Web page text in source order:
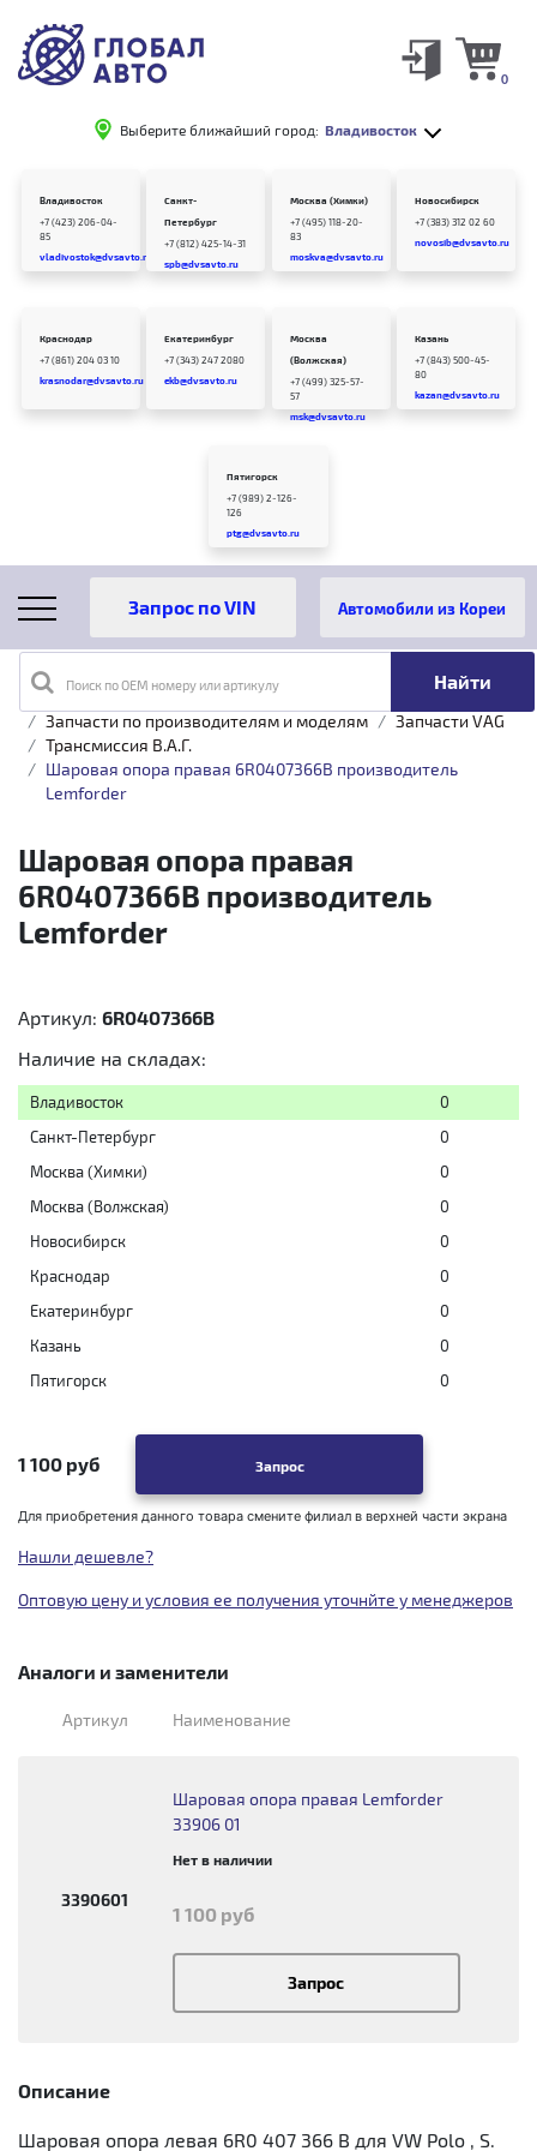
Выберите ближайший город: Владивосток
0
Владивосток
+7 (423) 206-04-
85
vladivostok@dvsavto.ru
Санкт-
Петербург
+7 (812) 425-14-31
spb@dvsavto.ru
Москва (Химки)
+7 (495) 118-20-
83
moskva@dvsavto.ru
Новосибирск
+7 (383) 312 02 60
novosib@dvsavto.ru
Краснодар
+7 (861) 204 03 10
krasnodar@dvsavto.ru
Екатеринбург
+7 (343) 247 2080
ekb@dvsavto.ru
Москва
(Волжская)
+7 (499) 325-57-
57
msk@dvsavto.ru
Казань
+7 (843) 500-45-
80
kazan@dvsavto.ru
Пятигорск
+7 (989) 2-126-
126
ptg@dvsavto.ru
Поиск по OEM номеру или артикулу
Автомобили из Кореи
Главная
Каталог товаров
Запчасти по производителям и моделям
Запчасти VAG
Трансмиссия B.A.Г.
Шаровая опора правая 6R0407366B производитель
Lemforder
Шаровая опора правая
6R0407366B производитель
Lemforder
Артикул: 6R0407366B
Наличие на складах:
Владивосток
0
Санкт-Петербург
0
Москва (Химки)
0
Москва (Волжская)
0
Новосибирск
0
Краснодар
0
Екатеринбург
0
Казань
0
Пятигорск
0
1 100 руб Запрос
Для приобретения данного товара смените филиал в верхней части экрана
Нашли дешевле?
Оптовую цену и условия ее получения уточнйте у менеджеров
Аналоги и заменители
Артикул Наименование
3390601
Шаровая опора правая Lemforder
33906 01
Нет в наличии
1 100 руб
Запрос
Описание
Шаровая опора левая 6R0 407 366 B для VW Polo , S.